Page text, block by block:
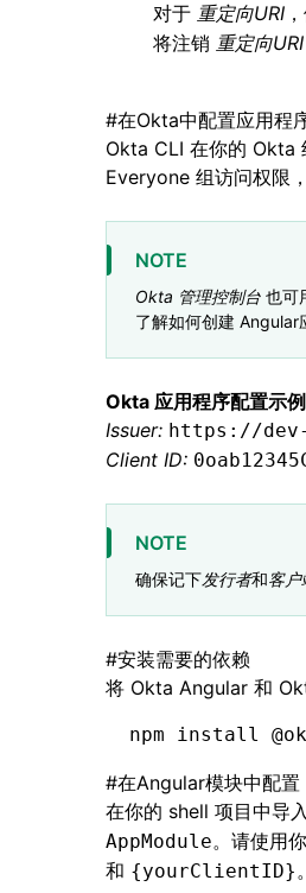
对于 重定向URI
将注销 重定向URI
#在Okta中配置应用程
Okta CLI 在你的 Okta
Everyone 组访问权限
NOTE
Okta 管理控制台 也可
了解如何创建 Angular
Okta 应用程序配置示
Issuer: https://dev-
Client ID:
NOTE
确保记下发行者和客户
#安装需要的依赖
将 Okta Angular 和
npm install
#在Angular模块中配置
在你的 shell 项目中导
AppModule。请使用
和 {yourClientID}。